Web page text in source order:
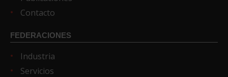
Contacto
FEDERACIONES
Industria
Servicios